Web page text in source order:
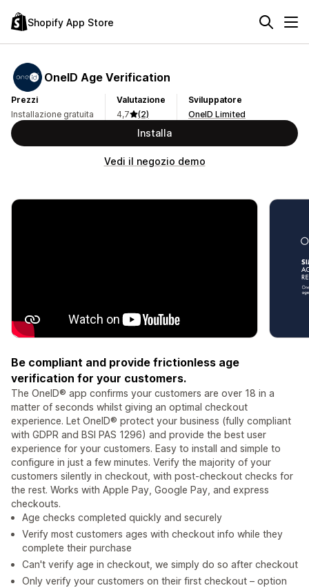
Shopify App Store
OneID Age Verification
Prezzi
Installazione gratuita
Valutazione
4,7
(2)
Sviluppatore
OneID Limited
Installa
Vedi il negozio demo
Be compliant and provide frictionless age
verification for your customers.
The OneID® app confirms your customers are over 18 in a
matter of seconds whilst giving an optimal checkout
experience. Let OneID® protect your business (fully compliant
with GDPR and BSI PAS 1296) and provide the best user
experience for your customers. Easy to install and simple to
configure in just a few minutes. Verify the majority of your
customers silently in checkout, with post-checkout checks for
the rest. Works with Apple Pay, Google Pay, and express
checkouts.
Age checks completed quickly and securely
Verify most customers ages with checkout info while they
complete their purchase
Can't verify age in checkout, we simply do so after checkout
Only verify your customers on their first checkout – option